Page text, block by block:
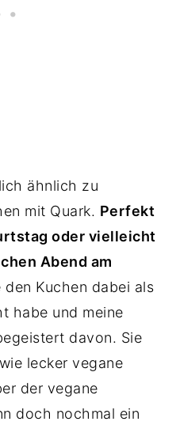
ähnlich zu
mit Quark. Perfekt
oder vielleicht
Abend am
Kuchen dabei als
habe und meine
davon. Sie
lecker vegane
der vegane
doch nochmal ein